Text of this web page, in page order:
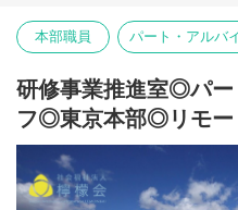
◎受講者の管理・集計業務
◎受講者からの問合せ対応
◎資料作成（Excel／Googleス
◎電話・メールによる外部対応
◎業務効率化のためのツール活
ツの作成/実施
◎Zoomを活用した研修司会進
等
本部職員 パート・アルバ
研修事業推進室◎パ
フ◎東京本部◎リモー